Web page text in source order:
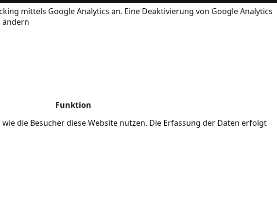
mittels Google Analytics an. Eine Deaktivierung von Google Analytics
ändern
Funktion
die Besucher diese Website nutzen. Die Erfassung der Daten erfolgt